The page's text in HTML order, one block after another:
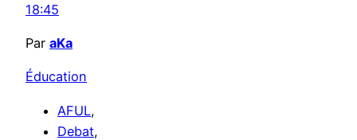
18:45
Par aKa
Éducation
AFUL,
Debat,